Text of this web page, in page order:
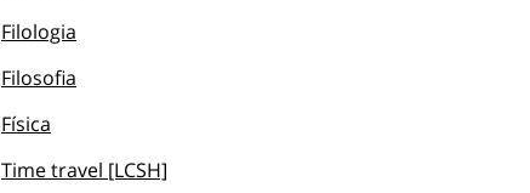
Filologia
Filosofia
Física
Time travel [LCSH]